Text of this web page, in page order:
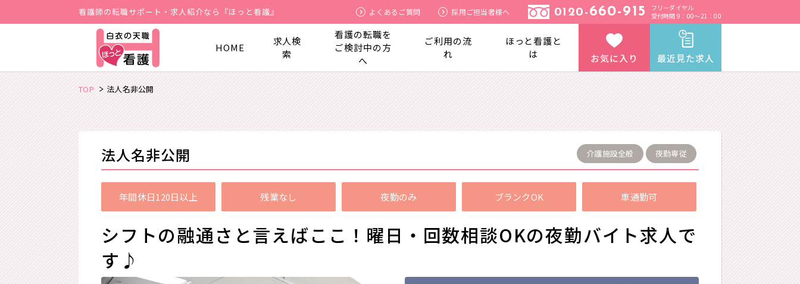
お気に入り 最近見た求人
看護師の転職サポート・求人紹介なら『ほっと看護』 よくあるご質問 採用ご担当者様へ 0120- 660-915
フリーダイヤル
受付時間 9：00～21：00
HOME
求人検
索
看護の転職を
ご検討中の方
へ
ご利用の流
れ
ほっと看護と
は
TOP 法人名非公開
法人名非公開 介護施設全般 夜勤専従
年間休日120日以上 残業なし 夜勤のみ ブランクOK 車通勤可
シフトの融通さと言えばここ！曜日・回数相談OKの夜勤バイト求人で
す♪